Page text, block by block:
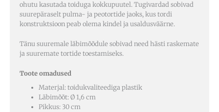
ohutu kasutada toiduga kokkupuutel. Tugivardad sobivad
suurepäraselt pulma- ja peotortide jaoks, kus tordi
konstruktsioon peab olema kindel ja usaldusväärne.
Tänu suuremale läbimõõdule sobivad need hästi raskemate
ja suuremate tortide toestamiseks.
Toote omadused
Materjal: toidukvaliteediga plastik
Läbimõõt: Ø 1,6 cm
Pikkus: 30 cm